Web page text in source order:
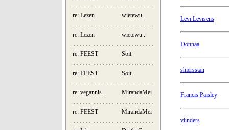
re: Lezen wietewu...
re: Lezen wietewu...
re: FEEST Soit
re: FEEST Soit
re: vegannis... MirandaMei
re: FEEST MirandaMei
Levi Levisens
Donnaa
shiersstan
Francis Paisley
vlinders